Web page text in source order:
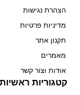
הצהרת נגישות
מדיניות פרטיות
תקנון אתר
מאמרים
אודות וצור קשר
קטגוריות ראשיות